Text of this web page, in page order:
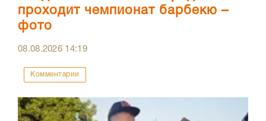
проходит чемпионат барбекю –
фото
08.08.2026 14:19
Комментарии